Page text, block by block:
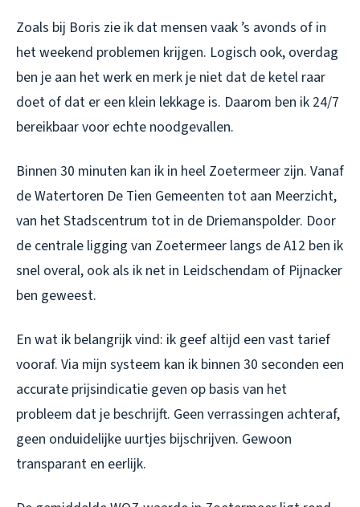
Zoals bij Boris zie ik dat mensen vaak ’s avonds of in
het weekend problemen krijgen. Logisch ook, overdag
ben je aan het werk en merk je niet dat de ketel raar
doet of dat er een klein lekkage is. Daarom ben ik 24/7
bereikbaar voor echte noodgevallen.
Binnen 30 minuten kan ik in heel Zoetermeer zijn. Vanaf
de Watertoren De Tien Gemeenten tot aan Meerzicht,
van het Stadscentrum tot in de Driemanspolder. Door
de centrale ligging van Zoetermeer langs de A12 ben ik
snel overal, ook als ik net in Leidschendam of Pijnacker
ben geweest.
En wat ik belangrijk vind: ik geef altijd een vast tarief
vooraf. Via mijn systeem kan ik binnen 30 seconden een
accurate prijsindicatie geven op basis van het
probleem dat je beschrijft. Geen verrassingen achteraf,
geen onduidelijke uurtjes bijschrijven. Gewoon
transparant en eerlijk.